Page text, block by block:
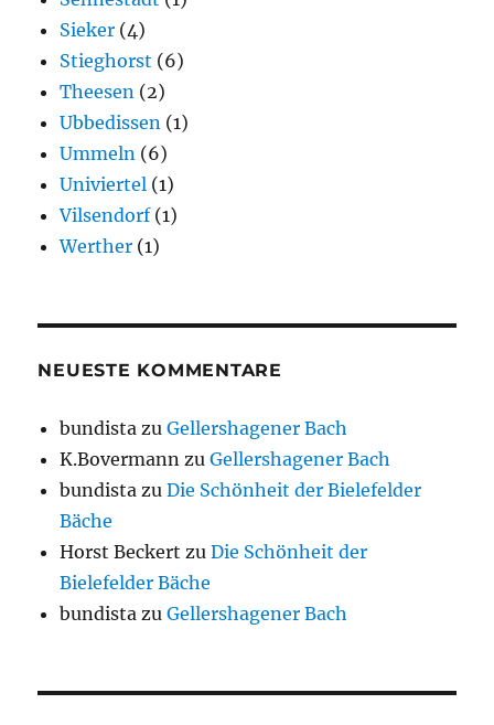
Sieker (4)
Stieghorst (6)
Theesen (2)
Ubbedissen (1)
Ummeln (6)
Univiertel (1)
Vilsendorf(1)
Werther (1)
NEUESTE KOMMENTARE
bundista zuGellershagener Bach
K.Bovermann zuGellershagener Bach
bundista zuDie Schönheit der Bielefelder
Bäche
Horst Beckert zuDie Schönheit der
Bielefelder Bäche
bundista zuGellershagener Bach